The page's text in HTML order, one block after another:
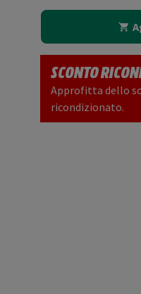
SCONTO
Approfitta dello
ricondizionato.